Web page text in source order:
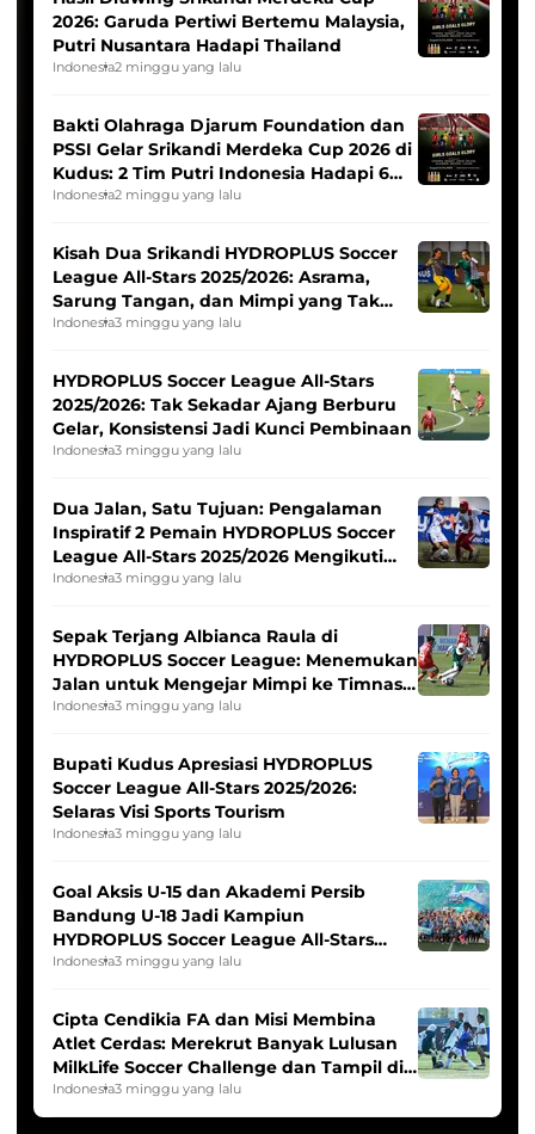
2026: Garuda Pertiwi Bertemu Malaysia,
Putri Nusantara Hadapi Thailand
Indonesia2 minggu yang lalu
Bakti Olahraga Djarum Foundation dan
PSSI Gelar Srikandi Merdeka Cup 2026 di
Kudus: 2 Tim Putri Indonesia Hadapi 6
Tim Asia
Indonesia2 minggu yang lalu
Kisah Dua Srikandi HYDROPLUS Soccer
League All-Stars 2025/2026: Asrama,
Sarung Tangan, dan Mimpi yang Tak
Pernah Padam
Indonesia3 minggu yang lalu
HYDROPLUS Soccer League All-Stars
2025/2026: Tak Sekadar Ajang Berburu
Gelar, Konsistensi Jadi Kunci Pembinaan
Indonesia3 minggu yang lalu
Dua Jalan, Satu Tujuan: Pengalaman
Inspiratif 2 Pemain HYDROPLUS Soccer
League All-Stars 2025/2026 Mengikuti
Seleksi Timnas Indonesia Putri
Indonesia3 minggu yang lalu
Sepak Terjang Albianca Raula di
HYDROPLUS Soccer League: Menemukan
Jalan untuk Mengejar Mimpi ke Timnas
Indonesia Putri
Indonesia3 minggu yang lalu
Bupati Kudus Apresiasi HYDROPLUS
Soccer League All-Stars 2025/2026:
Selaras Visi Sports Tourism
Indonesia3 minggu yang lalu
Goal Aksis U-15 dan Akademi Persib
Bandung U-18 Jadi Kampiun
HYDROPLUS Soccer League All-Stars
2025/2026
Indonesia3 minggu yang lalu
Cipta Cendikia FA dan Misi Membina
Atlet Cerdas: Merekrut Banyak Lulusan
MilkLife Soccer Challenge dan Tampil di
HYDROPLUS Soccer League
Indonesia3 minggu yang lalu